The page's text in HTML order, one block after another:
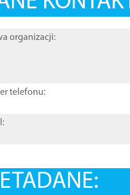
organizacji:
telefonu: